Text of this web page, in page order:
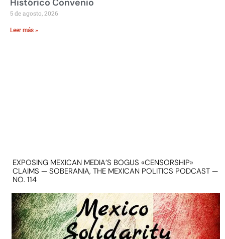
Histórico Convenio
5 de agosto, 2026
Leer más »
EXPOSING MEXICAN MEDIA’S BOGUS «CENSORSHIP»
CLAIMS — SOBERANIA, THE MEXICAN POLITICS PODCAST —
NO. 114